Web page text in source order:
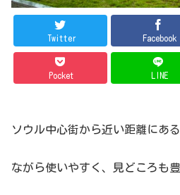
Twitter Facebook
Pocket LINE
ソウル中心街から近い距離にあ
ながら使いやすく、見どころも